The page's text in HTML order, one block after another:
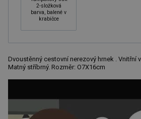
2-složková
barva, balené v
krabičce
Dvoustěnný cestovní nerezový hrnek . Vnitřní
Matný stříbrný. Rozměr: O7X16cm